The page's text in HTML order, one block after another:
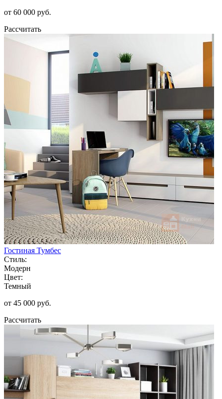
от 60 000 руб.
Рассчитать
Гостиная Тумбес
Стиль:
Модерн
Цвет:
Темный
от 45 000 руб.
Рассчитать